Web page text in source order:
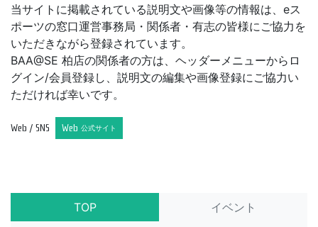
当サイトに掲載されている説明文や画像等の情報は、eス
ポーツの窓口運営事務局・関係者・有志の皆様にご協力を
いただきながら登録されています。
BAA@SE 柏店の関係者の方は、ヘッダーメニューからロ
グイン/会員登録し、説明文の編集や画像登録にご協力い
ただければ幸いです。
Web / SNS Web 公式サイト
TOP
イベント